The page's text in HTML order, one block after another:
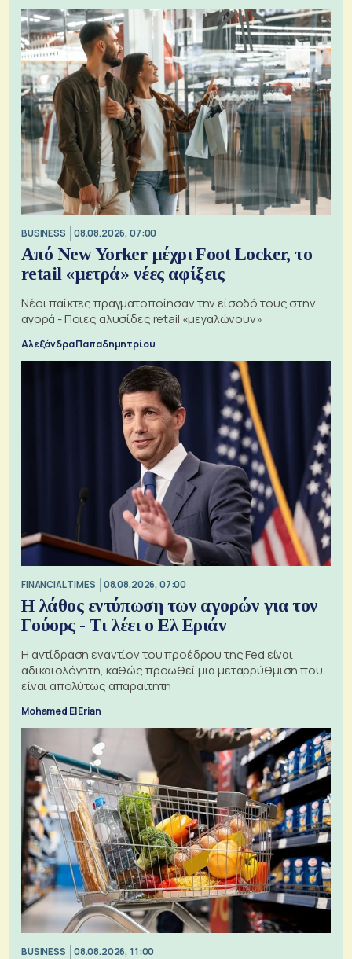
BUSINESS 08.08.2026, 07:00
Από New Yorker μέχρι Foot Locker, το
retail «μετρά» νέες αφίξεις
Νέοι παίκτες πραγματοποίησαν την είσοδό τους στην
αγορά - Ποιες αλυσίδες retail «μεγαλώνουν»
Αλεξάνδρα Παπαδημητρίου
FINANCIAL TIMES 08.08.2026, 07:00
Η λάθος εντύπωση των αγορών για τον
Γούορς - Τι λέει ο Ελ Εριάν
Η αντίδραση εναντίον του προέδρου της Fed είναι
αδικαιολόγητη, καθώς προωθεί μια μεταρρύθμιση που
είναι απολύτως απαραίτητη
Mohamed El Erian
BUSINESS 08.08.2026, 11:00